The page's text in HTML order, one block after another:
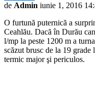
de Admin iunie 1, 2016
O furtună puternică a
Ceahlău. Dacă în Durău
l/mp la peste 1200 m a
scăzut brusc de la 19
termic major şi periculos.